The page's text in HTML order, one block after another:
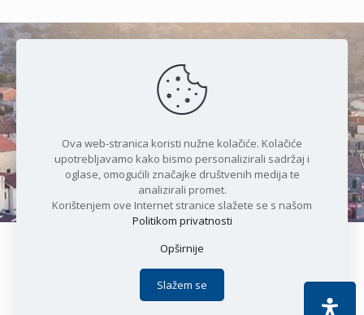
Čudesan spoj kristalnog mora i
prirode
Copyright © 2021 Općina Karlobag | Sva prava pridržana |
Politika privatnosti
Apoc IT
Ova web-stranica koristi nužne kolačiće. Kolačiće
upotrebljavamo kako bismo personalizirali sadržaj i
oglase, omogućili značajke društvenih medija te
analizirali promet.
Korištenjem ove Internet stranice slažete se s našom
Politikom privatnosti
Opširnije
Slažem se